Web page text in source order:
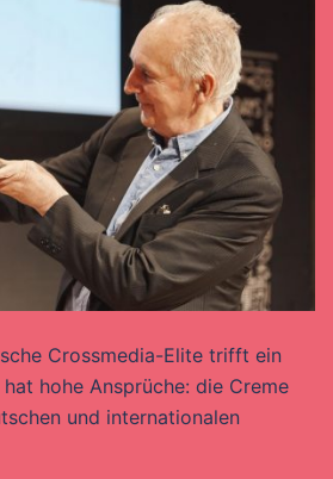
Crossmedia-Elite trifft ein
hohe Ansprüche: die Creme
und internationalen